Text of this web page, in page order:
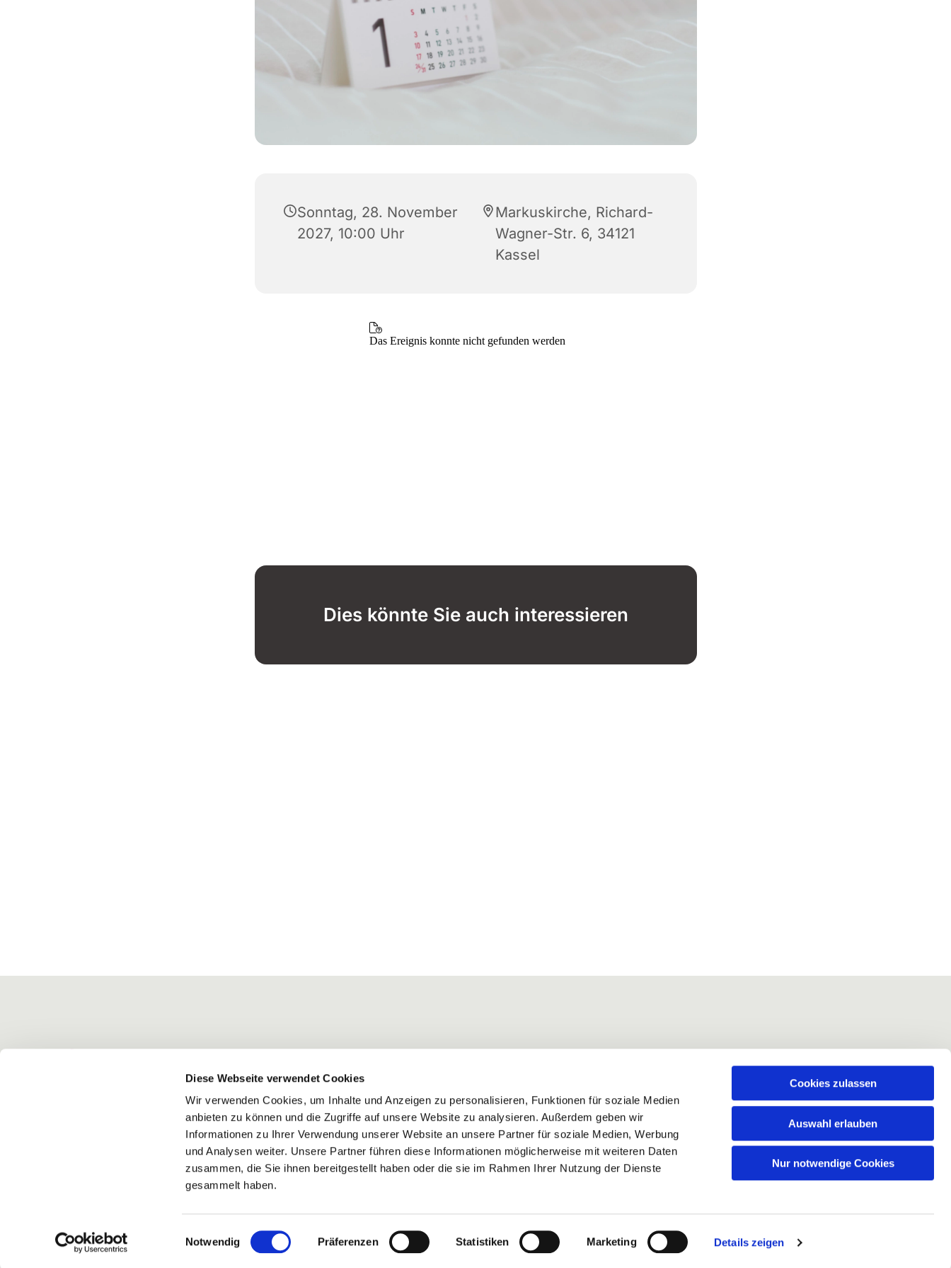
Diese Webseite verwendet Cookies
Wir verwenden Cookies, um Inhalte und Anzeigen zu personalisieren, Funktionen für soziale Medien
anbieten zu können und die Zugriffe auf unsere Website zu analysieren. Außerdem geben wir
Informationen zu Ihrer Verwendung unserer Website an unsere Partner für soziale Medien, Werbung
und Analysen weiter. Unsere Partner führen diese Informationen möglicherweise mit weiteren Daten
zusammen, die Sie ihnen bereitgestellt haben oder die sie im Rahmen Ihrer Nutzung der Dienste
gesammelt haben.
Einwilligungsauswahl
Notwendig Präferenzen Statistiken Marketing Details zeigen
Cookies zulassen
Auswahl erlauben
Nur notwendige Cookies
Sonntag, 28. November
2027, 10:00 Uhr
Markuskirche, Richard-
Wagner-Str. 6, 34121
Kassel
Dies könnte Sie auch interessieren